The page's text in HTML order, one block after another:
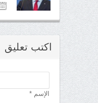
اكتب تعليق
الإسم *